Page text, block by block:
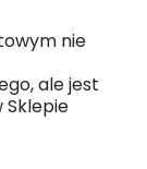
nie
ale jest
Sklepie